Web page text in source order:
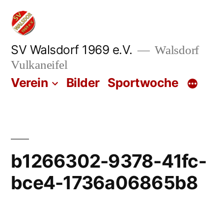
Zum
Inhalt
springen
SV Walsdorf 1969 e.V.
Walsdorf
Vulkaneifel
Verein Bilder Sportwoche
b1266302-9378-41fc-
bce4-1736a06865b8